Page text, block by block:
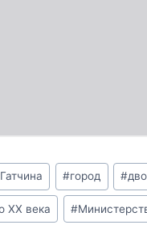
Гатчина #город #
XX века #